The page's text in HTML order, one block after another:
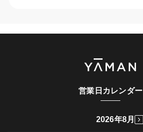
営業日カレンダー
2026年8月